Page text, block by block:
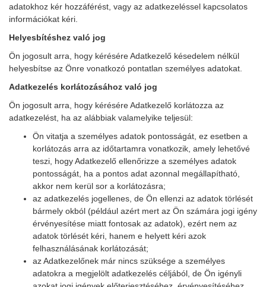
adatokhoz kér hozzáférést, vagy az adatkezeléssel kapcsolatos
információkat kéri.
Helyesbítéshez való jog
Ön jogosult arra, hogy kérésére Adatkezelő késedelem nélkül
helyesbítse az Önre vonatkozó pontatlan személyes adatokat.
Adatkezelés korlátozásához való jog
Ön jogosult arra, hogy kérésére Adatkezelő korlátozza az
adatkezelést, ha az alábbiak valamelyike teljesül:
Ön vitatja a személyes adatok pontosságát, ez esetben a
korlátozás arra az időtartamra vonatkozik, amely lehetővé
teszi, hogy Adatkezelő ellenőrizze a személyes adatok
pontosságát, ha a pontos adat azonnal megállapítható,
akkor nem kerül sor a korlátozásra;
az adatkezelés jogellenes, de Ön ellenzi az adatok törlését
bármely okból (például azért mert az Ön számára jogi igény
érvényesítése miatt fontosak az adatok), ezért nem az
adatok törlését kéri, hanem e helyett kéri azok
felhasználásának korlátozását;
az Adatkezelőnek már nincs szüksége a személyes
adatokra a megjelölt adatkezelés céljából, de Ön igényli